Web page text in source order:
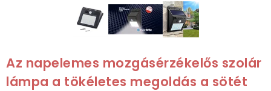
Az napelemes mozgásérzékelős szolár
lámpa a tökéletes megoldás a sötét